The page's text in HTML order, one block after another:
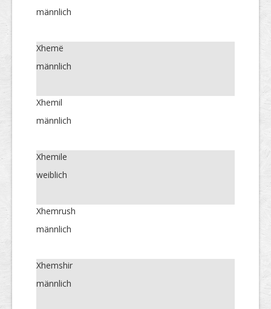
männlich
Xhemë
männlich
Xhemil
männlich
Xhemile
weiblich
Xhemrush
männlich
Xhemshir
männlich